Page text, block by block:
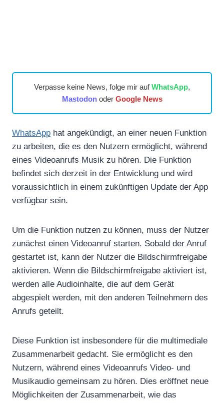
Verpasse keine News, folge mir aufWhatsApp,
Mastodonoder Google News
WhatsApp hat angekündigt, an einer neuen Funktion
zu arbeiten, die es den Nutzern ermöglicht, während
eines Videoanrufs Musik zu hören. Die Funktion
befindet sich derzeit in der Entwicklung und wird
voraussichtlich in einem zukünftigen Update der App
verfügbar sein.
Um die Funktion nutzen zu können, muss der Nutzer
zunächst einen Videoanruf starten. Sobald der Anruf
gestartet ist, kann der Nutzer die Bildschirmfreigabe
aktivieren. Wenn die Bildschirmfreigabe aktiviert ist,
werden alle Audioinhalte, die auf dem Gerät
abgespielt werden, mit den anderen Teilnehmern des
Anrufs geteilt.
Diese Funktion ist insbesondere für die multimediale
Zusammenarbeit gedacht. Sie ermöglicht es den
Nutzern, während eines Videoanrufs Video- und
Musikaudio gemeinsam zu hören. Dies eröffnet neue
Möglichkeiten der Zusammenarbeit, wie das